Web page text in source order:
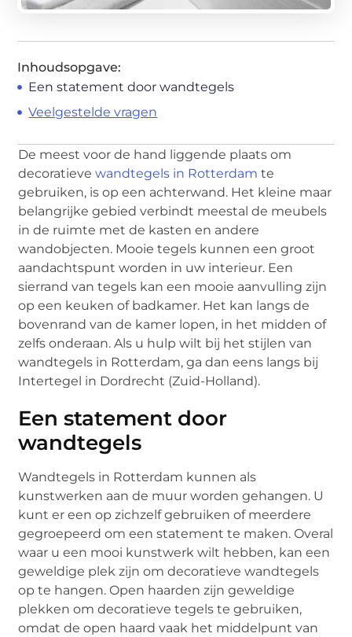
Inhoudsopgave:
Een statement door wandtegels
Veelgestelde vragen
De meest voor de hand liggende plaats om
decoratievewandtegels in Rotterdam te
gebruiken, is op een achterwand. Het kleine maar
belangrijke gebied verbindt meestal de meubels
in de ruimte met de kasten en andere
wandobjecten. Mooie tegels kunnen een groot
aandachtspunt worden in uw interieur. Een
sierrand van tegels kan een mooie aanvulling zijn
op een keuken of badkamer. Het kan langs de
bovenrand van de kamer lopen, in het midden of
zelfs onderaan. Als u hulp wilt bij het stijlen van
wandtegels in Rotterdam, ga dan eens langs bij
Intertegel in Dordrecht (Zuid-Holland).
Een statement door
wandtegels
Wandtegels in Rotterdam kunnen als
kunstwerken aan de muur worden gehangen. U
kunt er een op zichzelf gebruiken of meerdere
gegroepeerd om een statement te maken. Overal
waar u een mooi kunstwerk wilt hebben, kan een
geweldige plek zijn om decoratieve wandtegels
op te hangen. Open haarden zijn geweldige
plekken om decoratieve tegels te gebruiken,
omdat de open haard vaak het middelpunt van